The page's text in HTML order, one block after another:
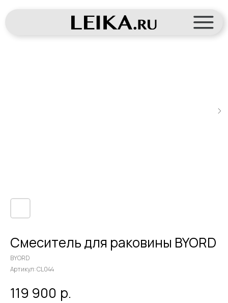
Смеситель для раковины BYORD
BYORD
Артикул:CL044
119 900 р.